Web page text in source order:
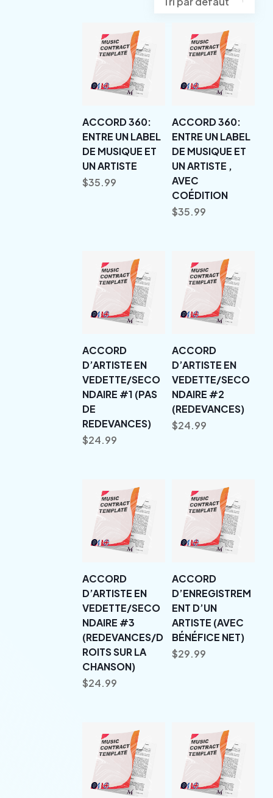
ACCORD 360:
ENTRE UN LABEL
DE MUSIQUE ET
UN ARTISTE
$35.99
ACCORD 360:
ENTRE UN LABEL
DE MUSIQUE ET
UN ARTISTE ,
AVEC
COÉDITION
$35.99
ACCORD
D’ARTISTE EN
VEDETTE/SECO
NDAIRE #1 (PAS
DE
REDEVANCES)
$24.99
ACCORD
D’ARTISTE EN
VEDETTE/SECO
NDAIRE #2
(REDEVANCES)
$24.99
ACCORD
D’ARTISTE EN
VEDETTE/SECO
NDAIRE #3
(REDEVANCES/D
ROITS SUR LA
CHANSON)
$24.99
ACCORD
D’ENREGISTREM
ENT D’UN
ARTISTE (AVEC
BÉNÉFICE NET)
$29.99